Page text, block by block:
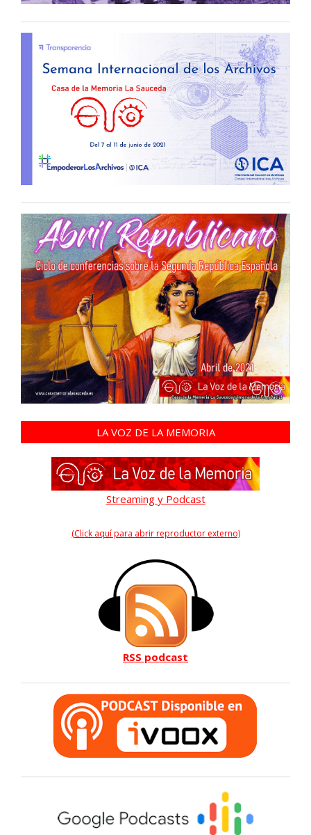
LA VOZ DE LA MEMORIA
Streaming y Podcast
(Click aquí para abrir reproductor externo)
RSS podcast